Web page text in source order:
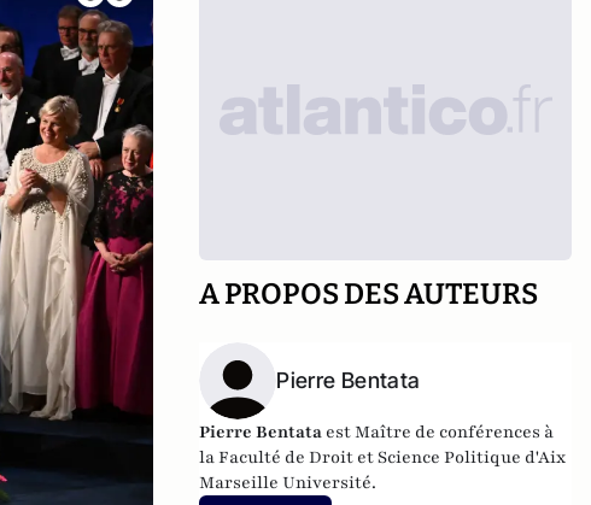
A PROPOS DES AUTEURS
Pierre Bentata
Pierre Bentata est Maître de conférences à
la Faculté de Droit et Science Politique d'Aix
Marseille Université.